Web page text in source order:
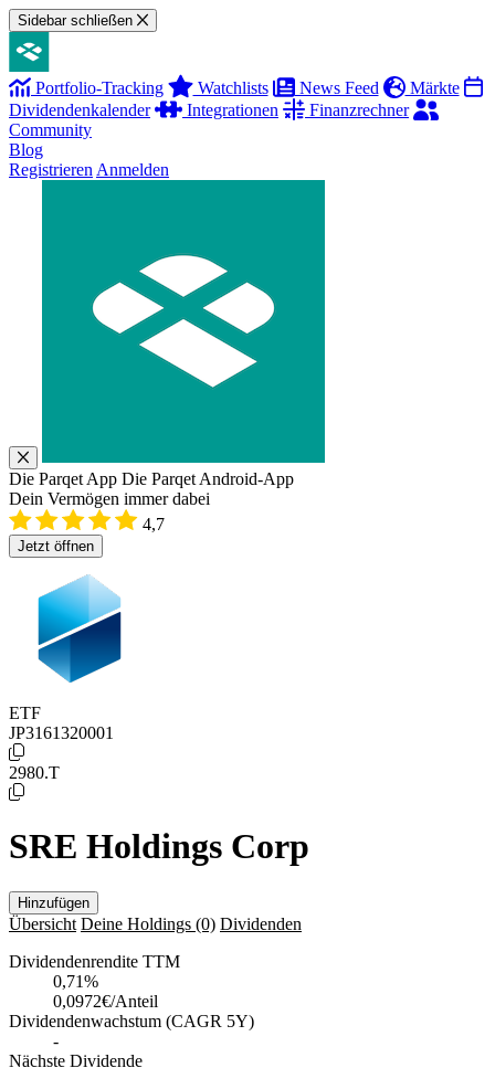
Sidebar schließen
Portfolio-Tracking Watchlists News Feed
Märkte
Dividendenkalender
Integrationen
Finanzrechner
Community
Blog
Registrieren Anmelden
Die Parqet App Die Parqet Android-App
Dein Vermögen immer dabei
4,7
Jetzt öffnen
ETF
JP3161320001
2980.T
SRE Holdings Corp
Hinzufügen
Übersicht Deine Holdings (0) Dividenden
Dividendenrendite TTM
0,71%
0,0972€/Anteil
Dividendenwachstum (CAGR 5Y)
-
Nächste Dividende